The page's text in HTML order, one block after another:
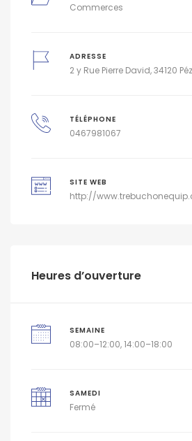
Commerces
ADRESSE
2 y Rue Pierre David, 34120
TÉLÉPHONE
0467981067
SITE WEB
http://
Heures d’ouverture
SEMAINE
08:00–12:00, 14:00–18:00
SAMEDI
Fermé